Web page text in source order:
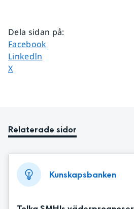
Dela sidan på:
Dela sidan på
Facebook
Dela sidan på
LinkedIn
Dela sidan på
X
Relaterade sidor
Kunskapsbanken